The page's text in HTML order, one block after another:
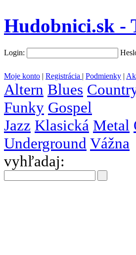
Hudobnici.sk -
Login:
Moje konto | Registrácia | Podmienky |
Altern Blues
Funky Gospel
Jazz Klasická Metal
Underground Vážna
vyhľadaj: